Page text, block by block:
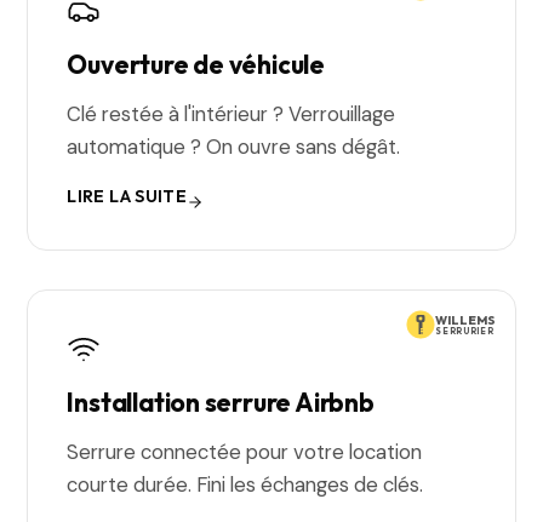
Ouverture de véhicule
Clé restée à l'intérieur ? Verrouillage
automatique ? On ouvre sans dégât.
LIRE LA SUITE
WILLEMS
SERRURIER
Installation serrure Airbnb
Serrure connectée pour votre location
courte durée. Fini les échanges de clés.